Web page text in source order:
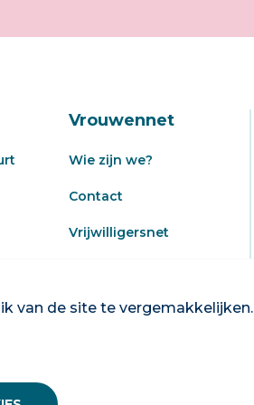
van de site te vergemakkelijken.
Vrouwennet
Wie zijn we?
Contact
Vrijwilligersnet
Registratie aanbod